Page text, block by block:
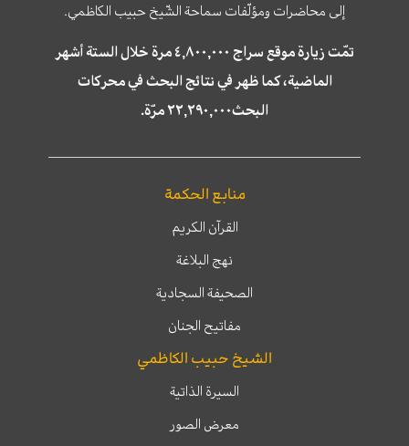
إلى محاضرات ومؤلّفات سماحة الشّيخ حبيب الكاظمي.
تمّت زيارة موقع سراج ٤,٨٠٠,٠٠٠ مرة خلال الستة أشهر
الماضية، كما ظهر في نتائج البحث في محركات
البحث٢٢,٢٩٠,٠٠٠ مرّة.
منابع الحكمة
القرآن الكريم
نهج البلاغة
الصحيفة السجادية
مفاتيح الجنان
الشيخ حبيب الكاظمي
السيرة الذاتية
معرض الصور